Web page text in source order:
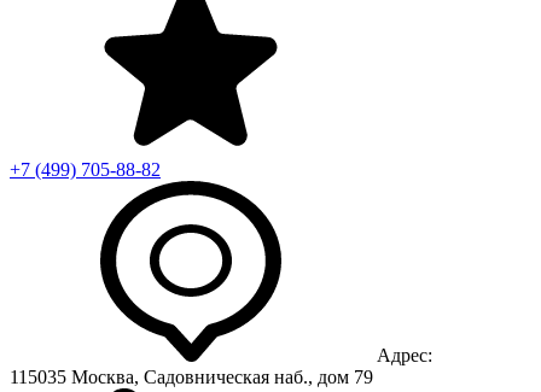
+7 (499) 705-88-82
Адрес:
115035 Москва, Садовническая наб., дом 79